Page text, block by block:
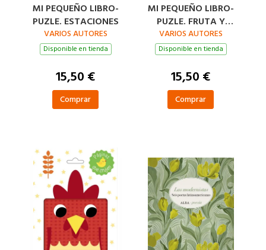
MI PEQUEÑO LIBRO-
PUZLE. ESTACIONES
VARIOS AUTORES
Disponible en tienda
15,50 €
Comprar
MI PEQUEÑO LIBRO-
PUZLE. FRUTA Y
VERDURA
VARIOS AUTORES
Disponible en tienda
15,50 €
Comprar